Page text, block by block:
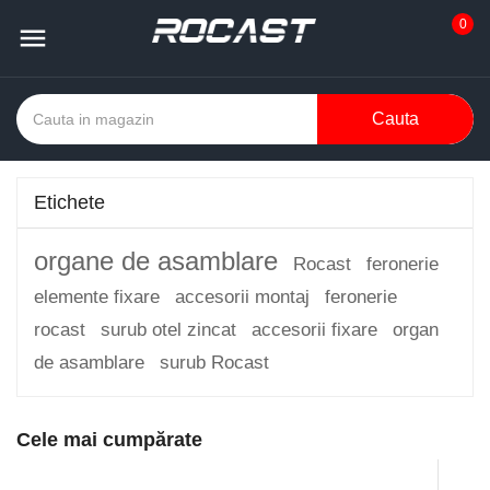
 0
Cauta
Etichete
organe de asamblare Rocast
feronerie
elemente fixare
accesorii montaj
feronerie
rocast
surub otel zincat accesorii fixare
organ
de asamblare
surub Rocast
Cele mai cumpărate